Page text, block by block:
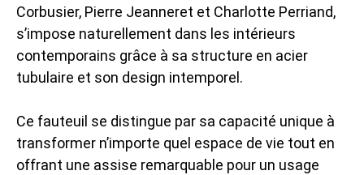
Corbusier, Pierre Jeanneret et Charlotte Perriand,
s’impose naturellement dans les intérieurs
contemporains grâce à sa structure en acier
tubulaire et son design intemporel.
Ce fauteuil se distingue par sa capacité unique à
transformer n’importe quel espace de vie tout en
offrant une assise remarquable pour un usage